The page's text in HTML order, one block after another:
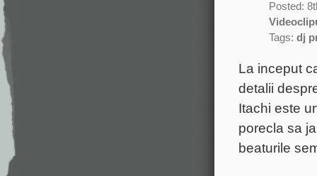
Posted:
Tags: dj
La inceput
detalii
Itachi este
porecla sa
beaturile